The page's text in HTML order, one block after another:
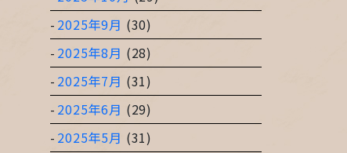
2025年9月 (30)
2025年8月 (28)
2025年7月 (31)
2025年6月 (29)
2025年5月 (31)